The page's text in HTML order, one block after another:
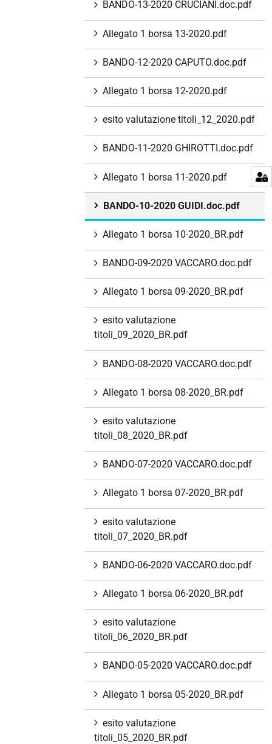
BANDO-13-2020 CRUCIANI.doc.pdf
Allegato 1 borsa 13-2020.pdf
BANDO-12-2020 CAPUTO.doc.pdf
Allegato 1 borsa 12-2020.pdf
esito valutazione titoli_12_2020.pdf
BANDO-11-2020 GHIROTTI.doc.pdf
Allegato 1 borsa 11-2020.pdf
BANDO-10-2020 GUIDI.doc.pdf
Allegato 1 borsa 10-2020_BR.pdf
BANDO-09-2020 VACCARO.doc.pdf
Allegato 1 borsa 09-2020_BR.pdf
esito valutazione
titoli_09_2020_BR.pdf
BANDO-08-2020 VACCARO.doc.pdf
Allegato 1 borsa 08-2020_BR.pdf
esito valutazione
titoli_08_2020_BR.pdf
BANDO-07-2020 VACCARO.doc.pdf
Allegato 1 borsa 07-2020_BR.pdf
esito valutazione
titoli_07_2020_BR.pdf
BANDO-06-2020 VACCARO.doc.pdf
Allegato 1 borsa 06-2020_BR.pdf
esito valutazione
titoli_06_2020_BR.pdf
BANDO-05-2020 VACCARO.doc.pdf
Allegato 1 borsa 05-2020_BR.pdf
esito valutazione
titoli_05_2020_BR.pdf